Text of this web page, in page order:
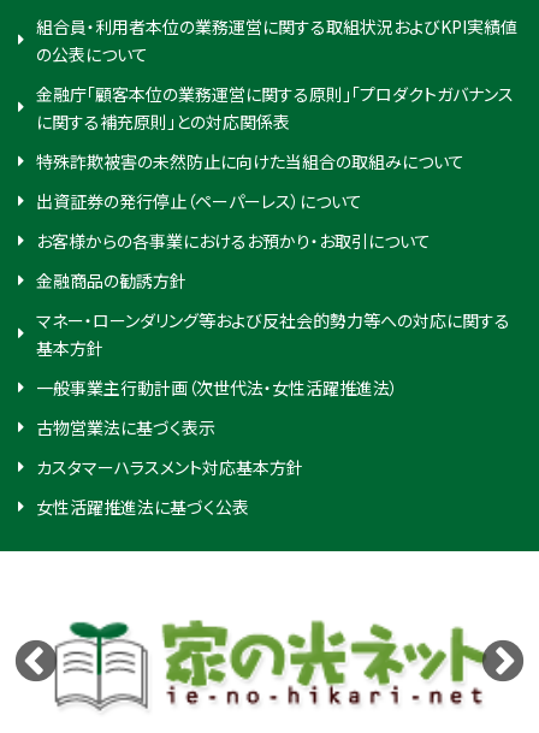
組合員・利用者本位の業務運営に関する取組状況およびKPI実績値
の公表について
金融庁「顧客本位の業務運営に関する原則」「プロダクトガバナンス
に関する補充原則」との対応関係表
特殊詐欺被害の未然防止に向けた当組合の取組みについて
出資証券の発行停止（ペーパーレス）について
お客様からの各事業におけるお預かり・お取引について
金融商品の勧誘方針
マネー・ローンダリング等および反社会的勢力等への対応に関する
基本方針
一般事業主行動計画（次世代法・女性活躍推進法）
古物営業法に基づく表示
カスタマーハラスメント対応基本方針
女性活躍推進法に基づく公表